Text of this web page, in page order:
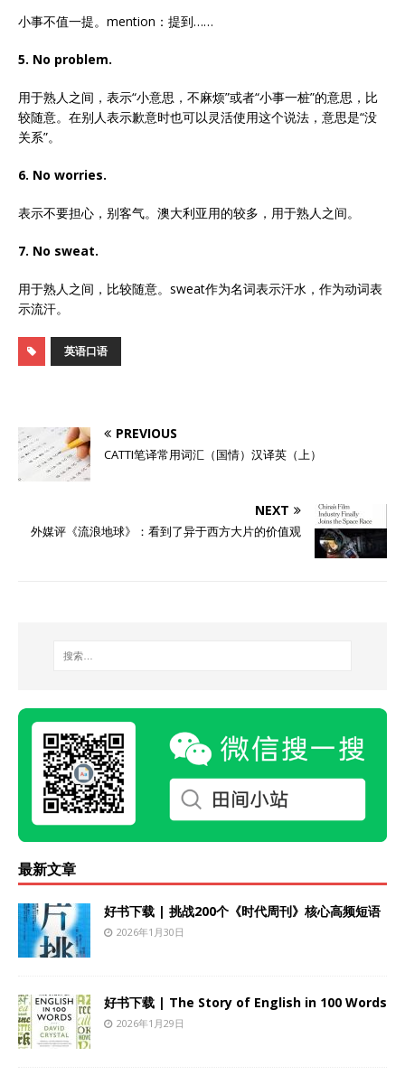
小事不值一提。mention：提到……
5. No problem.
用于熟人之间，表示“小意思，不麻烦”或者“小事一桩”的意思，比
较随意。在别人表示歉意时也可以灵活使用这个说法，意思是“没
关系”。
6. No worries.
表示不要担心，别客气。澳大利亚用的较多，用于熟人之间。
7. No sweat.
用于熟人之间，比较随意。sweat作为名词表示汗水，作为动词表
示流汗。
英语口语
PREVIOUS
CATTI笔译常用词汇（国情）汉译英（上）
NEXT
外媒评《流浪地球》：看到了异于西方大片的价值观
最新文章
好书下载 | 挑战200个《时代周刊》核心高频短语
2026年1月30日
好书下载 | The Story of English in 100 Words
2026年1月29日